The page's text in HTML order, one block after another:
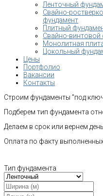
Ленточный
Свайно-
фундамент
Плитный
Свайно-винтовой
Монолитная
Цокольный
Цены
Портфолио
Вакансии
Контакты
Строим фундаменты "под
Подберем тип фундамента
Делаем в срок или вернем
Оплата по факту
Тип фундамента